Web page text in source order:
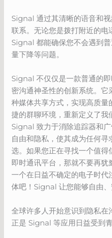
Signal 通过其清晰的语音和
联系。无论您是拨打附近的电
Signal 都能确保您不会遇到
量下降等问题。
Signal 不仅仅是一款普通的
密沟通神圣性的创新系统。
种媒体共享方式，实现高质
捷的群聊环境，重新定义了我
Signal 致力于消除追踪器和
自由和隐私，使其成为任何
选。如果您正在寻找一个值
即时通讯平台，那就不要再
一个在日益不确定的电子时
体吧！Signal 让您能够自由、
全球许多人开始意识到隐私
正是 Signal 等应用日益受到